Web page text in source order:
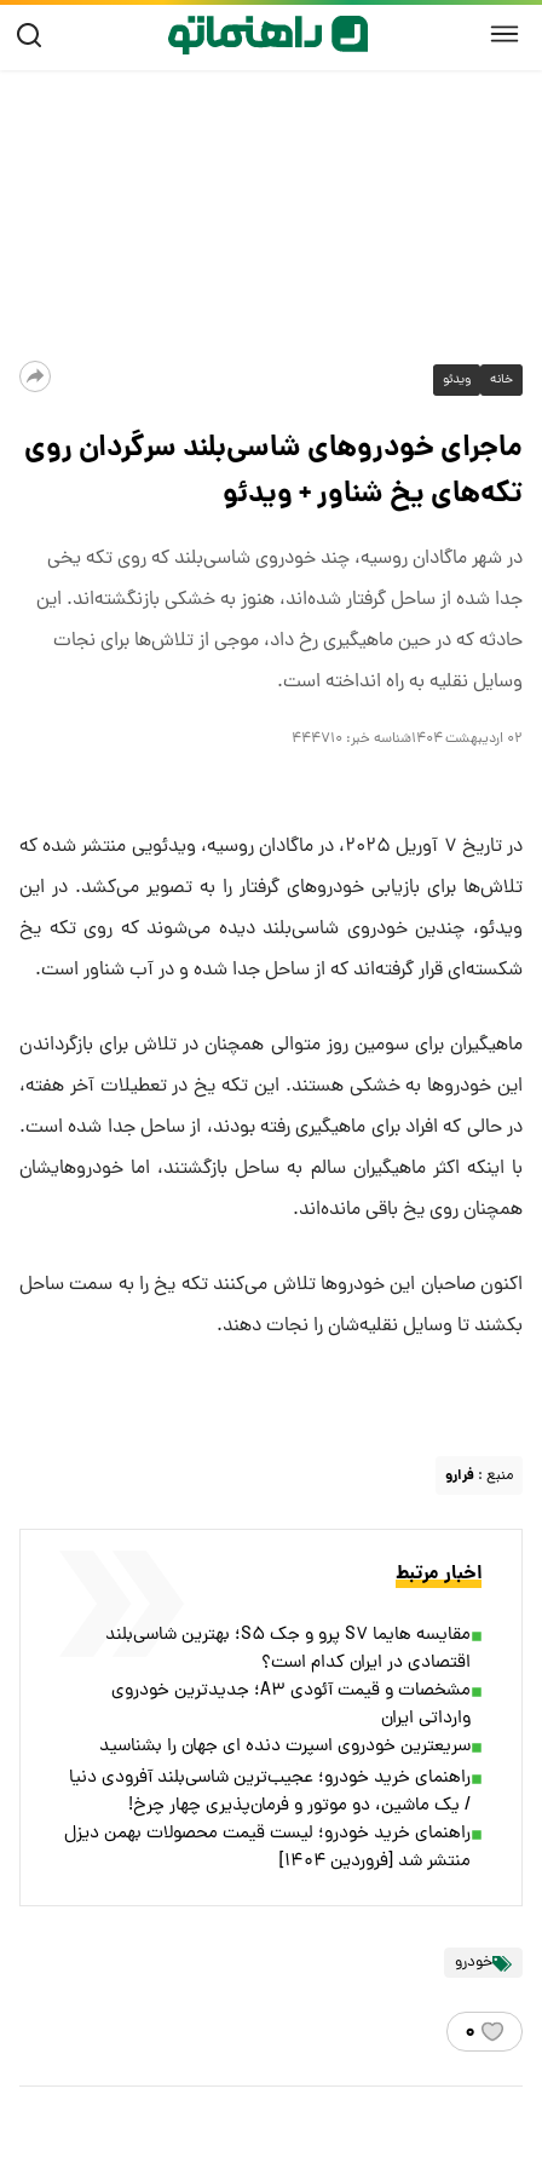
خانه ویدئو
ماجرای خودرو‌های شاسی‌بلند سرگردان روی
تکه‌های یخ شناور + ویدئو
در شهر ماگادان روسیه، چند خودروی شاسی‌بلند که روی تکه یخی
جدا شده از ساحل گرفتار شده‌اند، هنوز به خشکی بازنگشته‌اند. این
حادثه که در حین ماهیگیری رخ داد، موجی از تلاش‌ها برای نجات
وسایل نقلیه به راه انداخته است.
۰۲ اردیبهشت ۱۴۰۴ شناسه خبر: ۴۴۴۷۱۰
در تاریخ ۷ آوریل ۲۰۲۵، در ماگادان روسیه، ویدئویی منتشر شده که
تلاش‌ها برای بازیابی خودروهای گرفتار را به تصویر می‌کشد. در این
ویدئو، چندین خودروی شاسی‌بلند دیده می‌شوند که روی تکه یخ
شکسته‌ای قرار گرفته‌اند که از ساحل جدا شده و در آب شناور است.
ماهیگیران برای سومین روز متوالی همچنان در تلاش برای بازگرداندن
این خودروها به خشکی هستند. این تکه یخ در تعطیلات آخر هفته،
در حالی که افراد برای ماهیگیری رفته بودند، از ساحل جدا شده است.
با اینکه اکثر ماهیگیران سالم به ساحل بازگشتند، اما خودروهایشان
همچنان روی یخ باقی مانده‌اند.
اکنون صاحبان این خودروها تلاش می‌کنند تکه یخ را به سمت ساحل
بکشند تا وسایل نقلیه‌شان را نجات دهند.
منبع : فرارو
اخبار مرتبط
مقایسه هایما S۷ پرو و جک S۵؛ بهترین شاسی‌بلند
اقتصادی در ایران کدام است؟
مشخصات و قیمت آئودی A۳؛ جدیدترین خودروی
وارداتی ایران
سریعترین خودروی اسپرت دنده ای جهان را بشناسید
راهنمای خرید خودرو؛ عجیب‌ترین شاسی‌بلند آفرودی دنیا
/ یک ماشین، دو موتور و فرمان‌پذیری چهار چرخ!
راهنمای خرید خودرو؛ لیست قیمت محصولات بهمن دیزل
منتشر شد [فروردین ۱۴۰۴]
خودرو
۰